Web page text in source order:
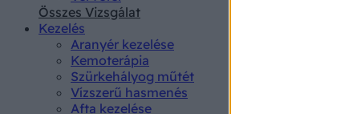
Összes Vizsgálat
Kezelés
Aranyér kezelése
Kemoterápia
Szürkehályog műtét
Vízszerű hasmenés
Afta kezelése